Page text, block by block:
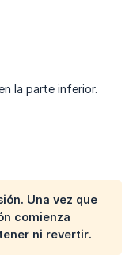
la parte inferior.
Una vez que
comienza
ni revertir.